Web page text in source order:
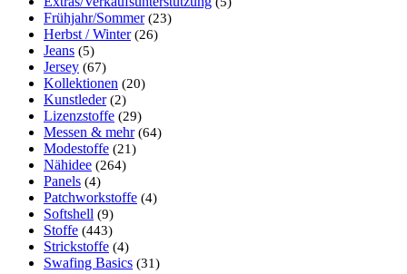
Frühjahr/Sommer (23)
Herbst / Winter (26)
Jeans (5)
Jersey (67)
Kollektionen (20)
Kunstleder (2)
Lizenzstoffe (29)
Messen & mehr (64)
Modestoffe (21)
Nähidee (264)
Panels (4)
Patchworkstoffe (4)
Softshell (9)
Stoffe (443)
Strickstoffe (4)
Swafing Basics (31)